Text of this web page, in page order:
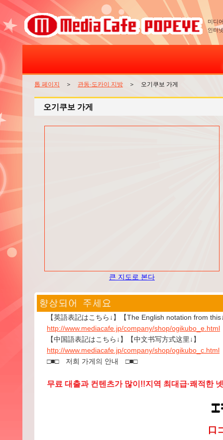
미디
인터
톱 페이지 ＞ 관동·도카이 지방 ＞ 오기쿠보 가게
오기쿠보 가게
큰 지도로 본다
【英語表記はこちら↓】【The English notation from
http://www.mediacafe.jp/company/shop/ogikubo_e.html
【中国語表記はこちら↓】【中文书写方式这里↓】
http://www.mediacafe.jp/company/shop/ogikubo_c.html
□■□ 저희 가게의 안내 □■□
무료 대출과 컨텐츠가 많이!!지역 최대급·쾌적한